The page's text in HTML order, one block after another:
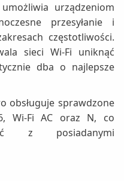
urządzeniom
przesyłanie i
częstotliwości.
sieci Wi-Fi uniknąć
dba o najlepsze
obsługuje sprawdzone
Wi-Fi AC oraz N, co
z posiadanymi